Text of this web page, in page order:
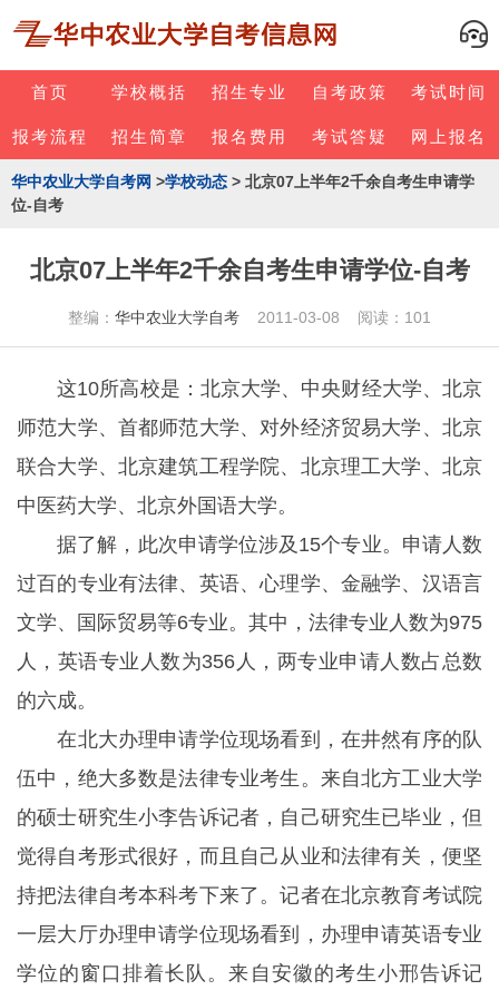
首页 学校概括 招生专业 自考政策 考试时间
报考流程 招生简章 报名费用 考试答疑 网上报名
华中农业大学自考网 >学校动态 > 北京07上半年2千余自考生申请学
位-自考
北京07上半年2千余自考生申请学位-自考
整编： 华中农业大学自考 2011-03-08 阅读：101
这10所高校是：北京大学、中央财经大学、北京
师范大学、首都师范大学、对外经济贸易大学、北京
联合大学、北京建筑工程学院、北京理工大学、北京
中医药大学、北京外国语大学。
据了解，此次申请学位涉及15个专业。申请人数
过百的专业有法律、英语、心理学、金融学、汉语言
文学、国际贸易等6专业。其中，法律专业人数为975
人，英语专业人数为356人，两专业申请人数占总数
的六成。
在北大办理申请学位现场看到，在井然有序的队
伍中，绝大多数是法律专业考生。来自北方工业大学
的硕士研究生小李告诉记者，自己研究生已毕业，但
觉得自考形式很好，而且自己从业和法律有关，便坚
持把法律自考本科考下来了。记者在北京教育考试院
一层大厅办理申请学位现场看到，办理申请英语专业
学位的窗口排着长队。来自安徽的考生小邢告诉记